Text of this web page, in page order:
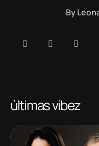
By
últimas vibez